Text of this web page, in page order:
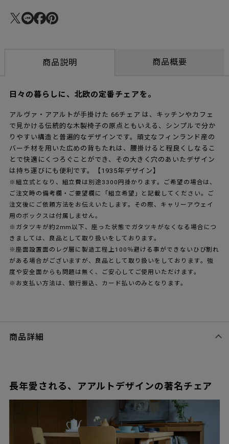
商品説明 商品概要
日々の暮らしに、北欧の定番チェアを。
アルヴァ・アアルトが手掛けた 66チェア は、キッチンやカフェ
で見かける伝統的な木製椅子の原点ともいえる、シンプルで分か
りやすい構造と普遍的なデザインです。頑丈なフィンランド産の
バーチ材を用いた広めの背もたれは、腰掛けると程良くしなるこ
とで快適にくつろぐことができ、その大きく穴のあいたデザイン
は持ち運びにも便利です。【1935年デザイン】
※組立式となり、組立費は別途3300円掛かります。ご希望の場合は、
ご注文時の備考欄・ご要望欄に「組立希望」と記載してください。ご
注文後にご依頼方法をお伝えいたします。その際、キャリーアウェイ
用のボックスは付属しません。
※ガタツキが約2mm以下、座った状態でガタツキがなくなる場合につ
きましては、良品として取り扱いをしております。
※座面設置面のレグ層に製造工程上100％避ける事ができないひび割れ
がある場合がございますが、良品として取り扱いをしております。強
度や安全面からも問題は無く、ご安心してご使用いただけます。
※お支払い方法は、銀行振込、カード払いのみとなります。
商品詳細
長年愛される、アアルトデザインの著名チェア